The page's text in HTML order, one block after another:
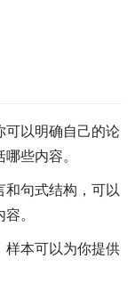
可以明确自己的论
些内容。
和句式结构，可以
。
样本可以为你提供